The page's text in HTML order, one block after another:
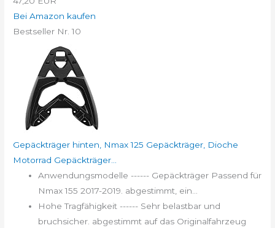
Bei Amazon kaufen
Bestseller Nr. 10
Gepäckträger hinten, Nmax 125 Gepäckträger, Dioche
Motorrad Gepäckträger...
Anwendungsmodelle ------ Gepäckträger Passend für
Nmax 155 2017-2019. abgestimmt, ein...
Hohe Tragfähigkeit ------ Sehr belastbar und
bruchsicher. abgestimmt auf das Originalfahrzeug